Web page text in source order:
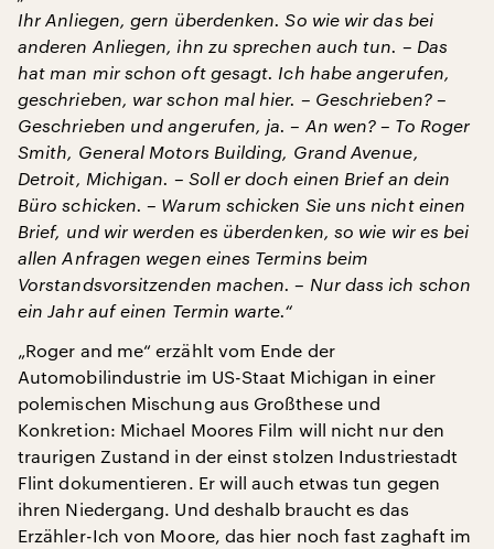
Ihr Anliegen, gern überdenken. So wie wir das bei
anderen Anliegen, ihn zu sprechen auch tun. – Das
hat man mir schon oft gesagt. Ich habe angerufen,
geschrieben, war schon mal hier. – Geschrieben? –
Geschrieben und angerufen, ja. – An wen? – To Roger
Smith, General Motors Building, Grand Avenue,
Detroit, Michigan. – Soll er doch einen Brief an dein
Büro schicken. – Warum schicken Sie uns nicht einen
Brief, und wir werden es überdenken, so wie wir es bei
allen Anfragen wegen eines Termins beim
Vorstandsvorsitzenden machen. – Nur dass ich schon
ein Jahr auf einen Termin warte.“
„Roger and me“ erzählt vom Ende der
Automobilindustrie im US-Staat Michigan in einer
polemischen Mischung aus Großthese und
Konkretion: Michael Moores Film will nicht nur den
traurigen Zustand in der einst stolzen Industriestadt
Flint dokumentieren. Er will auch etwas tun gegen
ihren Niedergang. Und deshalb braucht es das
Erzähler-Ich von Moore, das hier noch fast zaghaft im